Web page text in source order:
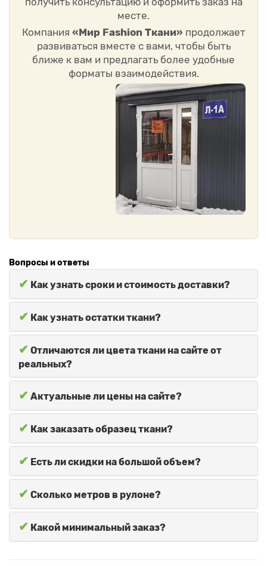
месте.
Компания «Мир Fashion Ткани» продолжает
развиваться вместе с вами, чтобы быть
ближе к вам и предлагать более удобные
форматы взаимодействия.
Вопросы и ответы
✔ Как узнать сроки и стоимость доставки?
✔ Как узнать остатки ткани?
✔ Отличаются ли цвета ткани на сайте от
реальных?
✔ Актуальные ли цены на сайте?
✔ Как заказать образец ткани?
✔ Есть ли скидки на большой объем?
✔ Сколько метров в рулоне?
✔ Какой минимальный заказ?